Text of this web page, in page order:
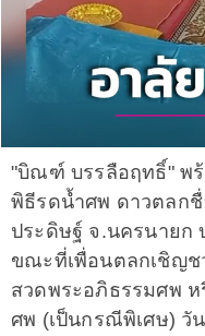
"บิณฑ์ บรรลือฤทธิ์" พ
พิธีรดน้ำศพ ดาวตลก
ประดิษฐ์ จ.นครนายก
ขณะที่เพื่อนตลกเชิญ
สวดพระอภิธรรมศพ ห
ศพ (เป็นกรณีพิเศษ) วั